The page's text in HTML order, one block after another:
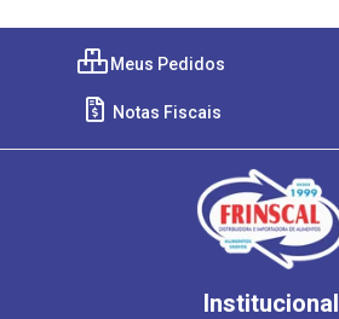
Meus Pedidos
Notas Fiscais
Institucional